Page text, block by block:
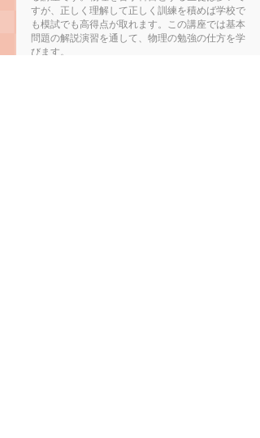
すが、正しく理解して正しく訓練を積めば学校で
も模試でも高得点が取れます。この講座では基本
問題の解説演習を通して、物理の勉強の仕方を学
びます。